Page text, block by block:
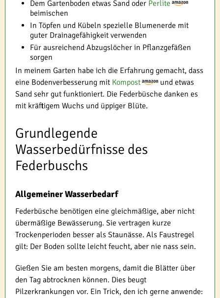
Dem Gartenboden etwas Sand oder Perlite
beimischen
In Töpfen und Kübeln spezielle Blumenerde mit
guter Drainagefähigkeit verwenden
Für ausreichend Abzugslöcher in Pflanzgefäßen
sorgen
In meinem Garten habe ich die Erfahrung gemacht, dass
eine Bodenverbesserung mit Kompost
und etwas
Sand sehr gut funktioniert. Die Federbüsche danken es
mit kräftigem Wuchs und üppiger Blüte.
Grundlegende
Wasserbedürfnisse des
Federbuschs
Allgemeiner Wasserbedarf
Federbüsche benötigen eine gleichmäßige, aber nicht
übermäßige Bewässerung. Sie vertragen kurze
Trockenperioden besser als Staunässe. Als Faustregel
gilt: Der Boden sollte leicht feucht, aber nie nass sein.
Gießen Sie am besten morgens, damit die Blätter über
den Tag abtrocknen können. Dies beugt
Pilzerkrankungen vor. Ein Trick, den ich gerne anwende: